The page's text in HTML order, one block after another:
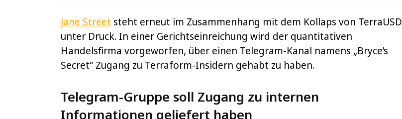
Jane Street steht erneut im Zusammenhang mit dem Kollaps von TerraUSD
unter Druck. In einer Gerichtseinreichung wird der quantitativen
Handelsfirma vorgeworfen, über einen Telegram-Kanal namens „Bryce’s
Secret“ Zugang zu Terraform-Insidern gehabt zu haben.
Telegram-Gruppe soll Zugang zu internen
Informationen geliefert haben